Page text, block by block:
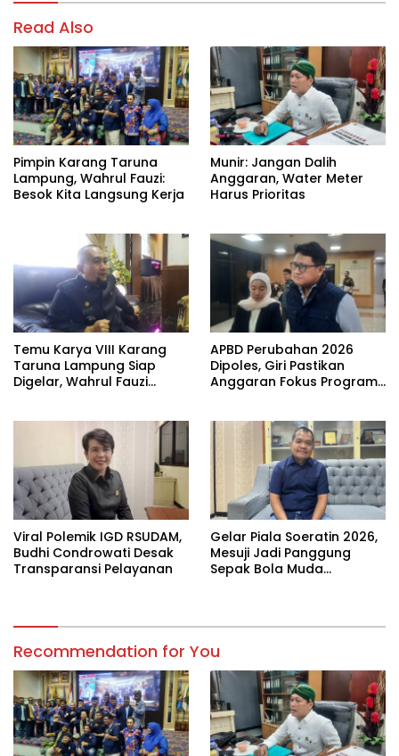
Read Also
Pimpin Karang Taruna
Lampung, Wahrul Fauzi:
Besok Kita Langsung Kerja
Munir: Jangan Dalih
Anggaran, Water Meter
Harus Prioritas
Temu Karya VIII Karang
Taruna Lampung Siap
Digelar, Wahrul Fauzi
APBD Perubahan 2026
Dipoles, Giri Pastikan
Anggaran Fokus Program
Viral Polemik IGD RSUDAM,
Budhi Condrowati Desak
Transparansi Pelayanan
Gelar Piala Soeratin 2026,
Mesuji Jadi Panggung
Sepak Bola Muda
Recommendation for You